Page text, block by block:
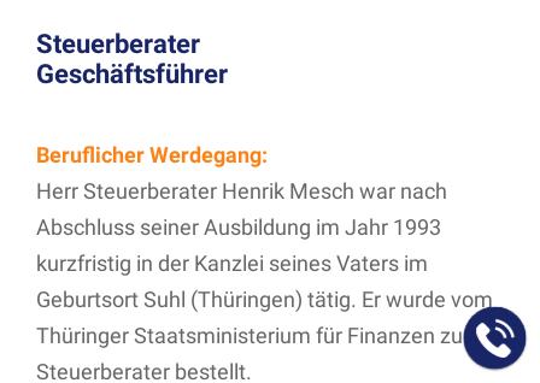
Steuerberater
Geschäftsführer
Beruflicher Werdegang:
Herr Steuerberater Henrik Mesch war nach
Abschluss seiner Ausbildung im Jahr 1993
kurzfristig in der Kanzlei seines Vaters im
Geburtsort Suhl (Thüringen) tätig. Er wurde vom
Thüringer Staatsministerium für Finanzen zum
Steuerberater bestellt.